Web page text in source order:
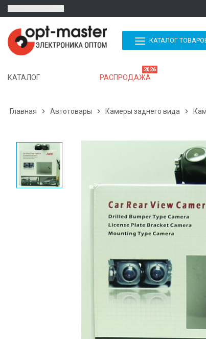
КАТАЛОГ
КАТАЛОГ РАСПРОДАЖА
2026
Главная  Автотовары  Камеры заднего вида 